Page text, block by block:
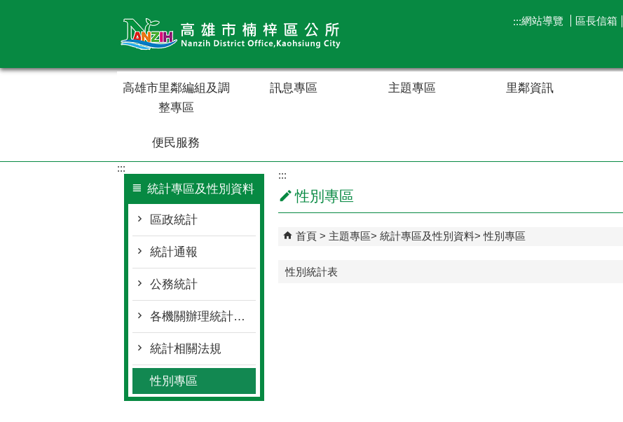
:::網站導覽 區長信箱
高雄市里鄰編組及調
整專區
訊息專區 主題專區 里鄰資訊
便民服務
:::
統計專區及性別資料
區政統計
統計通報
公務統計
各機關辦理統計調查一覽表
統計相關法規
性別專區
:::
性別專區
首頁 主題專區 統計專區及性別資料 性別專區
性別統計表